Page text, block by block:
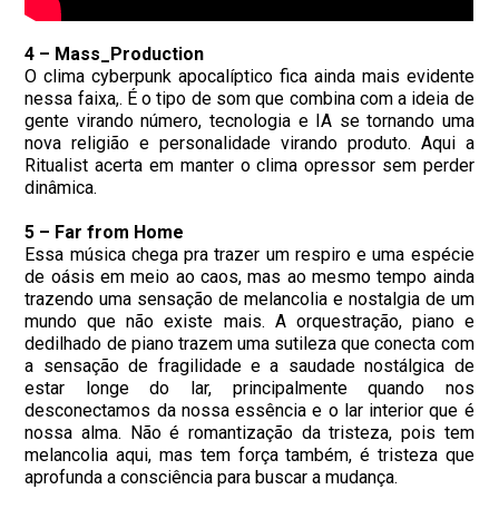
4 – Mass_Production
O clima cyberpunk apocalíptico fica ainda mais evidente
nessa faixa,. É o tipo de som que combina com a ideia de
gente virando número, tecnologia e IA se tornando uma
nova religião e personalidade virando produto. Aqui a
Ritualist acerta em manter o clima opressor sem perder
dinâmica.
5 – Far from Home
Essa música chega pra trazer um respiro e uma espécie
de oásis em meio ao caos, mas ao mesmo tempo ainda
trazendo uma sensação de melancolia e nostalgia de um
mundo que não existe mais. A orquestração, piano e
dedilhado de piano trazem uma sutileza que conecta com
a sensação de fragilidade e a saudade nostálgica de
estar longe do lar, principalmente quando nos
desconectamos da nossa essência e o lar interior que é
nossa alma. Não é romantização da tristeza, pois tem
melancolia aqui, mas tem força também, é tristeza que
aprofunda a consciência para buscar a mudança.